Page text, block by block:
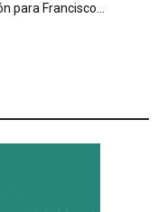
para Francisco...